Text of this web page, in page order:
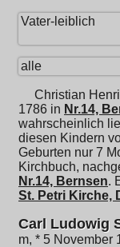
Vater-leiblich
alle
Christian
1786 in Nr.14,
wahrscheinlich
diesen Kindern
Geburten nur 7
Kirchbuch,
Nr.14, Bernsen.
St. Petri Kirche,
Carl Ludowig
m, * 5 November